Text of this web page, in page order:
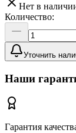
Нет в
Количество:
Уточнить
Наши
Гарантия